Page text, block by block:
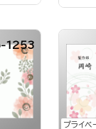
1253
プライベ